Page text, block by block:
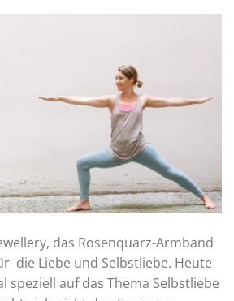
das Rosenquarz-Armband
die Liebe und Selbstliebe. Heute
speziell auf das Thema Selbstliebe